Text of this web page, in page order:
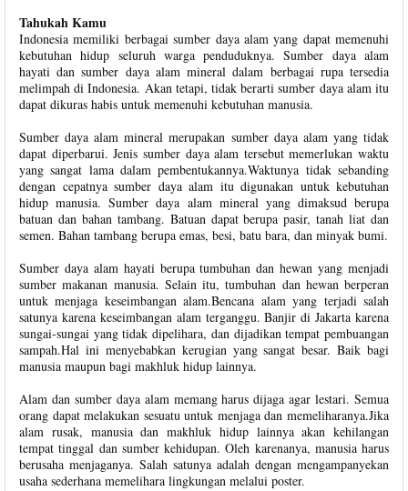
Tahukah Kamu
Indonesia memiliki berbagai sumber daya alam yang dapat memenuhi
kebutuhan hidup seluruh warga penduduknya. Sumber daya alam
hayati dan sumber daya alam mineral dalam berbagai rupa tersedia
melimpah di Indonesia. Akan tetapi, tidak berarti sumber daya alam itu
dapat dikuras habis untuk memenuhi kebutuhan manusia.
Sumber daya alam mineral merupakan sumber daya alam yang tidak
dapat diperbarui. Jenis sumber daya alam tersebut memerlukan waktu
yang sangat lama dalam pembentukannya.Waktunya tidak sebanding
dengan cepatnya sumber daya alam itu digunakan untuk kebutuhan
hidup manusia. Sumber daya alam mineral yang dimaksud berupa
batuan dan bahan tambang. Batuan dapat berupa pasir, tanah liat dan
semen. Bahan tambang berupa emas, besi, batu bara, dan minyak bumi.
Sumber daya alam hayati berupa tumbuhan dan hewan yang menjadi
sumber makanan manusia. Selain itu, tumbuhan dan hewan berperan
untuk menjaga keseimbangan alam.Bencana alam yang terjadi salah
satunya karena keseimbangan alam terganggu. Banjir di Jakarta karena
sungai-sungai yang tidak dipelihara, dan dijadikan tempat pembuangan
sampah.Hal ini menyebabkan kerugian yang sangat besar. Baik bagi
manusia maupun bagi makhluk hidup lainnya.
Alam dan sumber daya alam memang harus dijaga agar lestari. Semua
orang dapat melakukan sesuatu untuk menjaga dan memeliharanya.Jika
alam rusak, manusia dan makhluk hidup lainnya akan kehilangan
tempat tinggal dan sumber kehidupan. Oleh karenanya, manusia harus
berusaha menjaganya. Salah satunya adalah dengan mengampanyekan
usaha sederhana memelihara lingkungan melalui poster.